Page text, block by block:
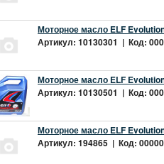
Моторное масло ELF
Артикул: 10130301 | Код:
Моторное масло ELF
Артикул: 10130501 | Код:
Моторное масло ELF
Артикул: 194865 | Код: